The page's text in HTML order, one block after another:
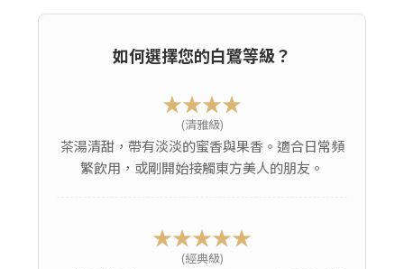
如何選擇您的白鷺等級？
★★★★
(清雅級)
茶湯清甜，帶有淡淡的蜜香與果香。適合日常頻
繁飲用，或剛開始接觸東方美人的朋友。
★★★★★
(經典級)